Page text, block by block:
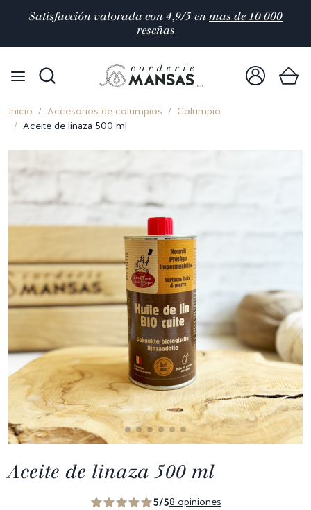
Satisfacción valorada con 4,9/5 en mas de 10 000
reseñas
Inicio Accesorios de columpios
Columpio
Aceite de linaza 500 ml
Aceite de linaza 500 ml
5/58 opiniones